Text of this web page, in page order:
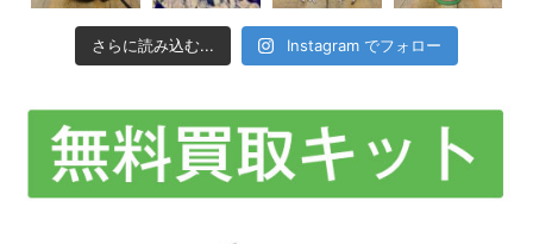
さらに読み込む... Instagram でフォロー